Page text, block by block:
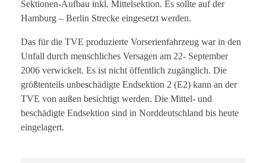
Sektionen-Aufbau inkl. Mittelsektion. Es sollte auf der
Hamburg – Berlin Strecke eingesetzt werden.
Das für die TVE produzierte Vorserienfahrzeug war in den
Unfall durch menschliches Versagen am 22- September
2006 verwickelt. Es ist nicht öffentlich zugänglich. Die
größtenteils unbeschädigte Endsektion 2 (E2) kann an der
TVE von außen besichtigt werden. Die Mittel- und
beschädigte Endsektion sind in Norddeutschland bis heute
eingelagert.